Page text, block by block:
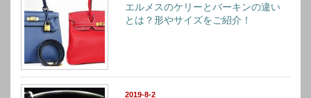
エルメスのケリーとバーキンの違い
とは？形やサイズをご紹介！
2019-8-2